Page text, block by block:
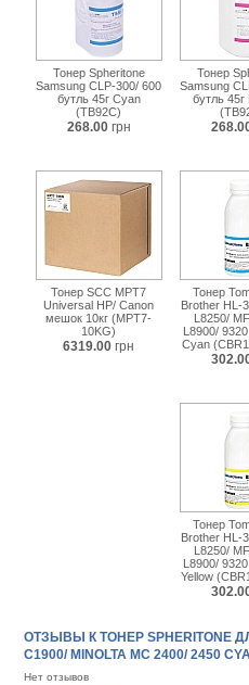
Тонер Spheritone
Samsung CLP-300/ 600
бутль 45г Cyan
(TB92C)
268.00 грн
Тонер
Samsung
бутль 45г
Тонер SСС MPT7
Universal HP/ Canon
мешок 10кг (MPT7-
10KG)
6319.00 грн
Тонер
Brother HL-
L8250/
L8900/
Cyan
Тонер
Brother HL-
L8250/
L8900/
Yellow
ОТЗЫВЫ К ТОНЕР SPHERITONE
C1900/ MINOLTA MC 2400/ 2450
Нет отзывов